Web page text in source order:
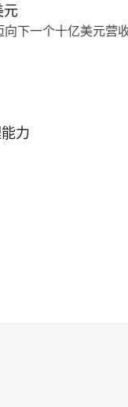
元
下一个十亿美元营
力